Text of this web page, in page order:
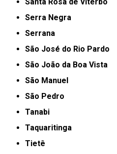
Santa Rosa de Viterbo
Serra Negra
Serrana
São José do Rio Pardo
São João da Boa Vista
São Manuel
São Pedro
Tanabi
Taquaritinga
Tietê